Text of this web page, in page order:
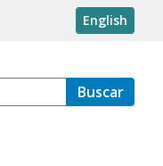
English
Buscar